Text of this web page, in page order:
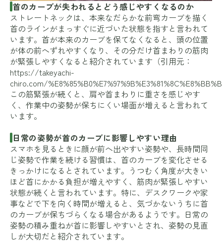
首のカーブが失われるとどう感じやすくなるのか
ストレートネックは、本来なだらかな前弯カーブを描く
首のラインがまっすぐに近づいた状態を指すと言われて
います。首が本来のカーブを保てなくなると、頭の位置
が体の前へずれやすくなり、その分だけ首まわりの筋肉
が緊張しやすくなると紹介されています（引用元：
https://takeyachi-
chiro.com/
この筋緊張が続くと、肩や首まわりに重さを感じやす
く、作業中の姿勢が保ちにくい場面が増えると言われて
います。
日常の姿勢が首のカーブに影響しやすい理由
スマホを見るときに顔が前へ出やすい姿勢や、長時間同
じ姿勢で作業を続ける習慣は、首のカーブを変化させる
きっかけになるとされています。うつむく角度が大きい
ほど首にかかる負担が増えやすく、筋肉が緊張しやすい
状態が続くと言われています。特に、デスクワークや家
事などで下を向く時間が増えると、気づかないうちに首
のカーブが保ちづらくなる場合があるようです。日常の
姿勢の積み重ねが首に影響しやすいとされ、姿勢の見直
しが大切だと紹介されています。